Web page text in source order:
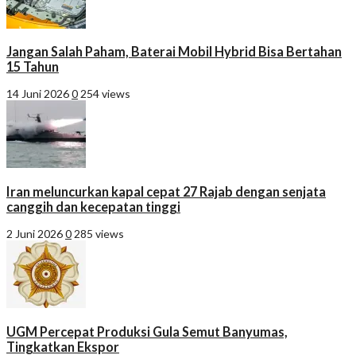
Jangan Salah Paham, Baterai Mobil Hybrid Bisa Bertahan
15 Tahun
14 Juni 20260254 views
Iran meluncurkan kapal cepat 27 Rajab dengan senjata
canggih dan kecepatan tinggi
2 Juni 20260 285 views
UGM Percepat Produksi Gula Semut Banyumas,
Tingkatkan Ekspor